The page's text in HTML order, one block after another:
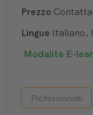
Prezzo
Lingue Italiano,
Modalità E-
Professionisti